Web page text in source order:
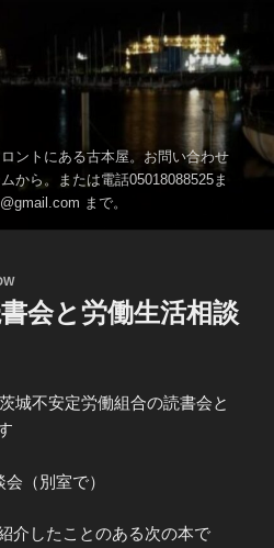
ントにある古本屋。お問い合わせ
から。または電話05018088525ま
まで。
会と労働生活相談
城不安定労働組合の読書会と
（別室で）
介したことのある次の本で